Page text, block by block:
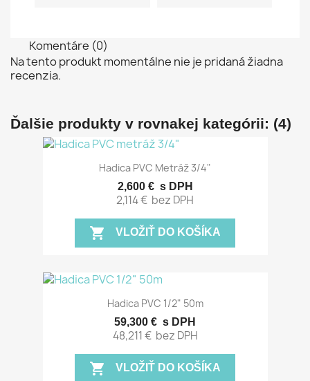
Komentáre (0)
Na tento produkt momentálne nie je pridaná žiadna
recenzia.
Ďalšie produkty v rovnakej kategórii: (4)
Hadica PVC Metráž 3/4"
2,600 € s DPH
2,114 € bez DPH
shopping_cart VLOŽIŤ DO KOŠÍKA
Hadica PVC 1/2" 50m
59,300 € s DPH
48,211 € bez DPH
shopping_cart VLOŽIŤ DO KOŠÍKA